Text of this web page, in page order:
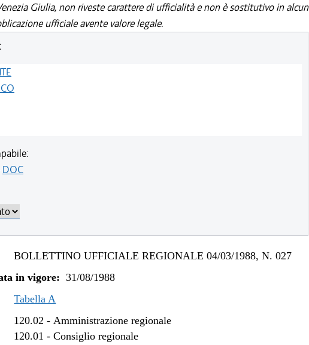
Giulia, non riveste carattere di ufficialità e non è sostitutivo in alcun
ufficiale avente valore legale.
DOC
BOLLETTINO UFFICIALE REGIONALE 04/03/1988, N. 027
in vigore: 31/08/1988
Tabella A
120.02 -Amministrazione regionale
120.01 -Consiglio regionale